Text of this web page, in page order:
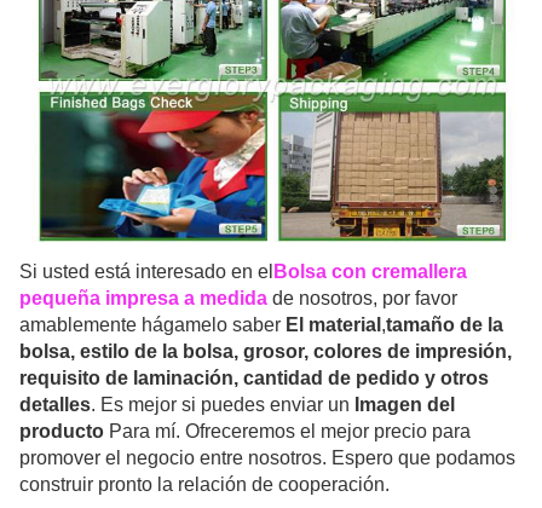
Si usted está interesado en el Bolsa con cremallera
pequeña impresa a medida de nosotros, por favor
amablemente hágamelo saber El material ,tamaño de la
bolsa, estilo de la bolsa, grosor, colores de impresión,
requisito de laminación, cantidad de pedido y otros
detalles. Es mejor si puedes enviar un Imagen del
producto Para mí. Ofreceremos el mejor precio para
promover el negocio entre nosotros. Espero que podamos
construir pronto la relación de cooperación.